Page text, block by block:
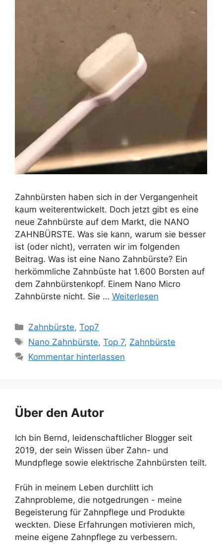
Zahnbürsten haben sich in der Vergangenheit
kaum weiterentwickelt. Doch jetzt gibt es eine
neue Zahnbürste auf dem Markt, die NANO
ZAHNBÜRSTE. Was sie kann, warum sie besser
ist (oder nicht), verraten wir im folgenden
Beitrag. Was ist eine Nano Zahnbürste? Ein
herkömmliche Zahnbüste hat 1.600 Borsten auf
dem Zahnbürstenkopf. Einem Nano Micro
Zahnbürste nicht. Sie … Weiterlesen
Kategorien
Zahnbürste,Top7
Schlagwörter
Nano Zahnbürste,Top 7, Zahnbürste
Kommentar hinterlassen
Über den Autor
Ich bin Bernd, leidenschaftlicher Blogger seit
2019, der sein Wissen über Zahn- und
Mundpflege sowie elektrische Zahnbürsten teilt.
Früh in meinem Leben durchlitt ich
Zahnprobleme, die notgedrungen - meine
Begeisterung für Zahnpflege und Produkte
weckten. Diese Erfahrungen motivieren mich,
meine eigene Zahnpflege zu verbessern.